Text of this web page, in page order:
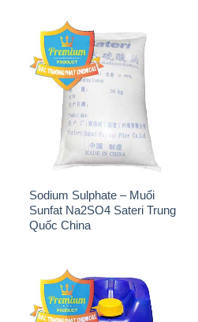
Sodium Sulphate – Muối
Sunfat Na2SO4 Sateri Trung
Quốc China